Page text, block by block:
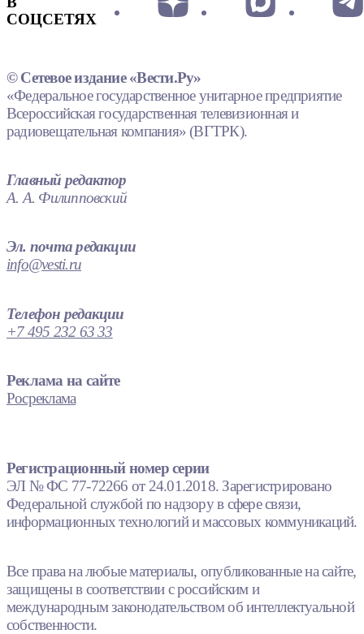
СОЦСЕТЯХ
© Сетевое издание «Вести.Ру»
«Федеральное государственное унитарное предприятие
Всероссийская государственная телевизионная и
радиовещательная компания» (ВГТРК).
Главный редактор
А. А. Филипповский
Эл. почта редакции
info@vesti.ru
Телефон редакции
+7 495 232 63 33
Реклама на сайте
Росреклама
Регистрационный номер серии
ЭЛ № ФС 77-72266 от 24.01.2018. Зарегистрировано
Федеральной службой по надзору в сфере связи,
информационных технологий и массовых коммуникаций.
Все права на любые материалы, опубликованные на сайте,
защищены в соответствии с российским и
международным законодательством об интеллектуальной
собственности.